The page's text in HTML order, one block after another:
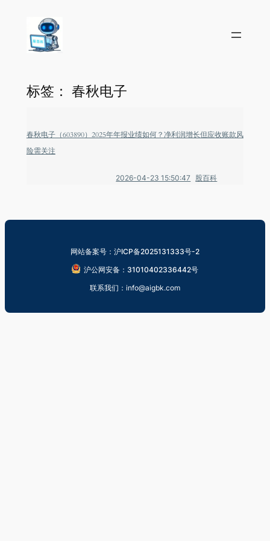
标签： 春秋电子
春秋电子（603890）2025年年报业绩如何？净利润增长但应收账款风
险需关注
2026-04-23 15:50:47 股百科
网站备案号：沪ICP备2025131333号-2
沪公网安备：31010402336442号
联系我们：info@aigbk.com